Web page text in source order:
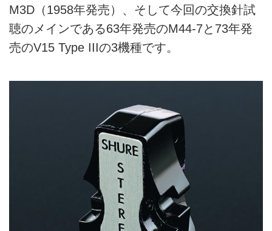
M3D（1958年発売）、そして今回の交換針試
聴のメインである63年発売のM44-7と73年発
売のV15 Type IIIの3機種です。